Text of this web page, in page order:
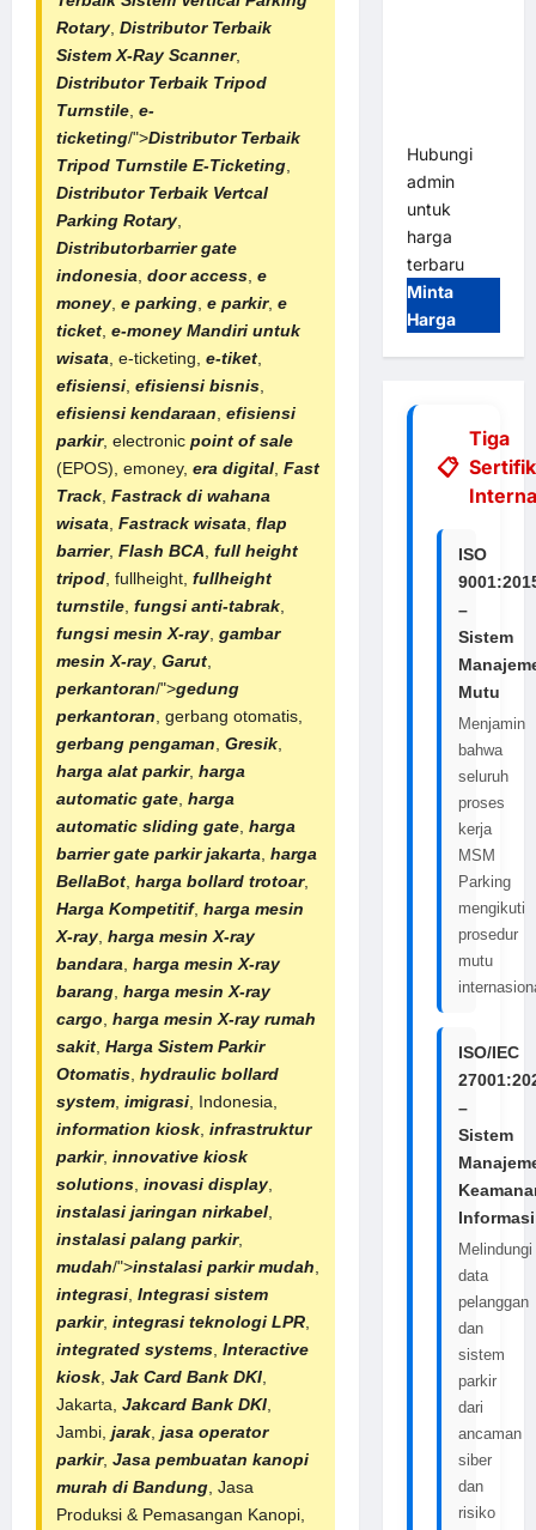
Rotary Distributor Terbaik
Sistem X-Ray Scanner,
Distributor Terbaik Tripod
Turnstile e-
ticketing/">Distributor Terbaik
Tripod Turnstile E-Ticketing
Distributor Terbaik Vertcal
Parking Rotary
Distributorbarrier gate
indonesia door access e
money e parking e parkir, e
ticket e-money Mandiri untuk
wisata , e-ticketing, e-tiket
efisiensi efisiensi bisnis
efisiensi kendaraan efisiensi
parkir, electronic point of sale
(EPOS), emoney, era digital Fast
Track Fastrack di wahana
wisata Fastrack wisata flap
barrier, Flash BCA full height
tripod , fullheight, fullheight
turnstile fungsi anti-tabrak
fungsi mesin X-ray gambar
mesin X-ray Garut
perkantoran/">gedung
perkantoran , gerbang otomatis,
gerbang pengaman Gresik
harga alat parkir, harga
automatic gate harga
automatic sliding gate harga
barrier gate parkir jakarta harga
BellaBot harga bollard trotoar,
Harga Kompetitif, harga mesin
X-ray harga mesin X-ray
bandara harga mesin X-ray
barang harga mesin X-ray
cargo harga mesin X-ray rumah
sakit Harga Sistem Parkir
Otomatis hydraulic bollard
system imigrasi , Indonesia,
information kiosk infrastruktur
parkir, innovative kiosk
solutions inovasi display
instalasi jaringan nirkabel
instalasi palang parkir,
mudah/">instalasi parkir mudah
integrasi Integrasi sistem
parkir, integrasi teknologi LPR
integrated systems Interactive
kiosk Jak Card Bank DKI
Jakarta, Jakcard Bank DKI
Jambi, jarak jasa operator
parkir, Jasa pembuatan kanopi
murah di Bandung , Jasa
Produksi & Pemasangan Kanopi,
Hubungi
admin
untuk
harga
terbaru
Minta
Harga
Tiga
ISO
–
Sistem
Mutu
Menjamin
bahwa
seluruh
proses
kerja
MSM
Parking
mengikuti
prosedur
mutu
ISO/IEC
–
Sistem
Informasi
Melindungi
data
pelanggan
dan
sistem
parkir
dari
ancaman
siber
dan
risiko